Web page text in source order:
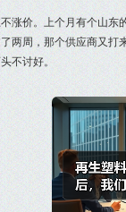
涨价。上个月有个山东
两周，那个供应商又打
不讨好。